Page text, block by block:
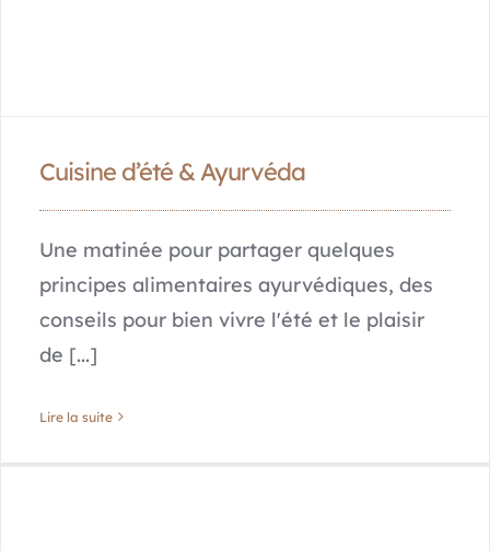
Cuisine d’été & Ayurvéda
Une matinée pour partager quelques
principes alimentaires ayurvédiques, des
conseils pour bien vivre l'été et le plaisir
de [...]
Lire la suite